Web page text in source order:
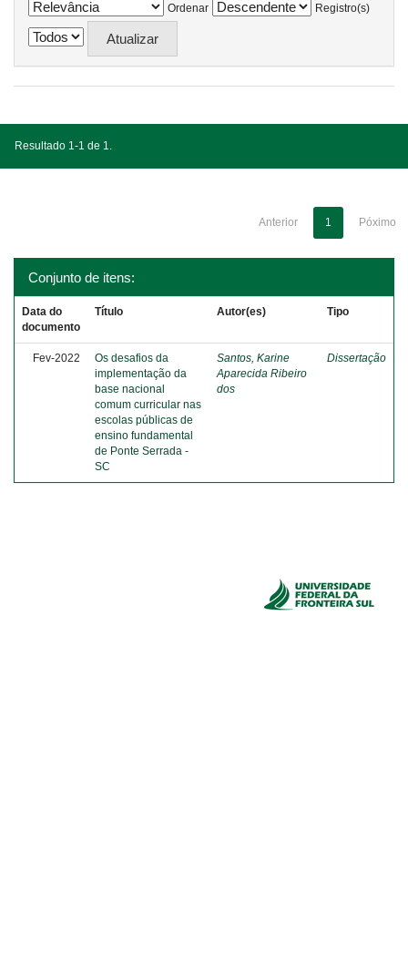
Ordenar
Registro(s)
Resultado 1-1 de 1.
Anterior 1 Póximo
Conjunto de itens:
Data do
documento
Título Autor(es) Tipo
Fev-2022
Os desafios da
implementação da
base nacional
comum curricular nas
escolas públicas de
ensino fundamental
de Ponte Serrada -
SC
Santos, Karine
Aparecida Ribeiro
dos
Dissertação